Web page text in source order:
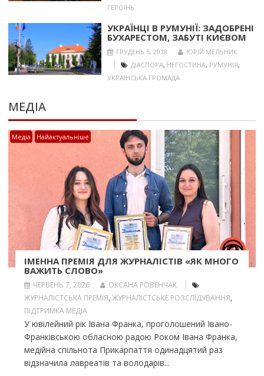
ГЕРОЇНЬ
УКРАЇНЦІ В РУМУНІЇ: ЗАДОБРЕНІ
БУХАРЕСТОМ, ЗАБУТІ КИЄВОМ
ГРУДЕНЬ 5, 2018
ЮРІЙ МЕЛЬНИК
ДІАСПОРА, НЕГОСТИНА, РУМУНІЯ,
УКРАЇНСЬКА ГРОМАДА
МЕДІА
Медіа Найактуальніше
ІМЕННА ПРЕМІЯ ДЛЯ ЖУРНАЛІСТІВ «ЯК МНОГО
ВАЖИТЬ СЛОВО»
ЧЕРВЕНЬ 7, 2026
ОКСАНА РОВЕНЧАК
ЖУРНАЛІСТСЬКА ПРЕМІЯ, ЖУРНАЛІСТСЬКЕ РОЗСЛІДУВАННЯ,
ПІДТРИМКА МЕДІА
У ювілейний рік Івана Франка, проголошений Івано-
Франківською обласною радою Роком Івана Франка,
медійна спільнота Прикарпаття одинадцятий раз
відзначила лавреатів та володарів...